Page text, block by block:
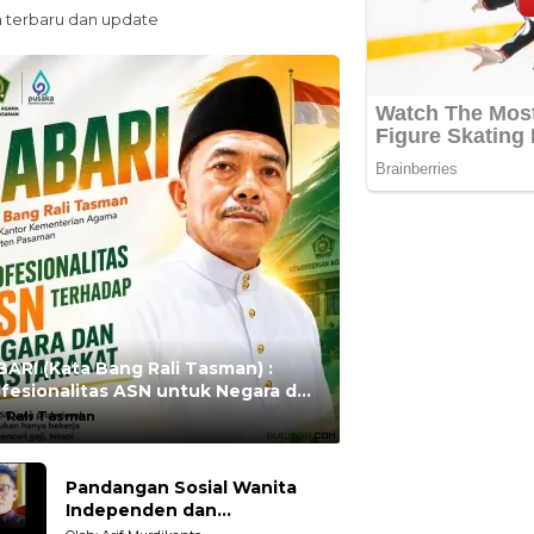
terbaru dan update
(Kata Bang Rali Tasman) :
ASN untuk Negara dan
Rali Tasman
Pandangan Sosial Wanita
Independen dan